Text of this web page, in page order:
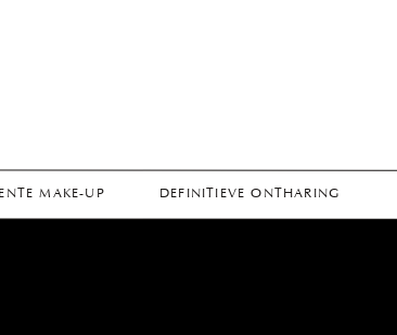
MAKE-UP DEFINITIEVE ONTHARING